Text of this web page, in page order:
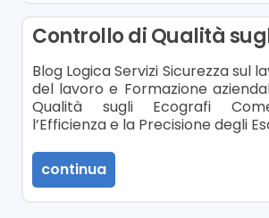
Controllo di Qualità
Blog Logica Servizi Sicurezza sul
del lavoro e Formazione
Qualità sugli Ecografi
l’Efficienza e la Precisione degli
continua